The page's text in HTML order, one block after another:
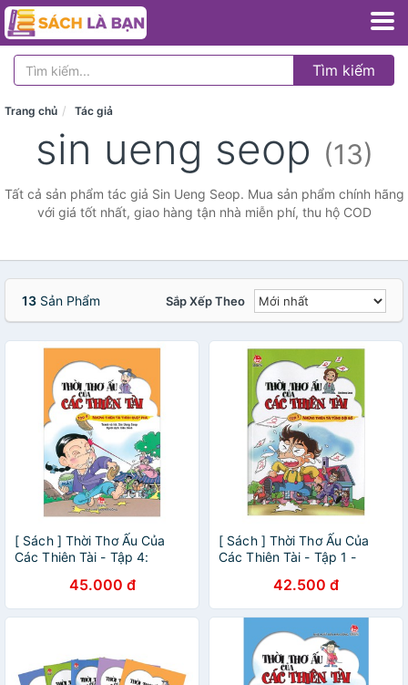
Tìm kiếm
Trang chủ Tác giả
sin ueng seop (13)
Tất cả sản phẩm tác giả Sin Ueng Seop. Mua sản phẩm chính hãng
với giá tốt nhất, giao hàng tận nhà miễn phí, thu hộ COD
13 Sản Phẩm Sắp Xếp Theo
[ Sách ] Thời Thơ Ấu Của
Các Thiên Tài - Tập 4:
45.000 đ
[ Sách ] Thời Thơ Ấu Của
Các Thiên Tài - Tập 1 -
42.500 đ